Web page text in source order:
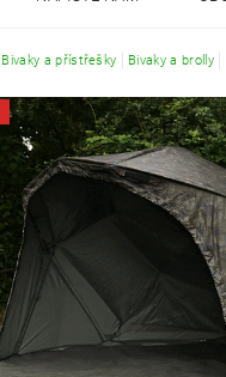
Bivaky a přístřešky Bivaky a brolly